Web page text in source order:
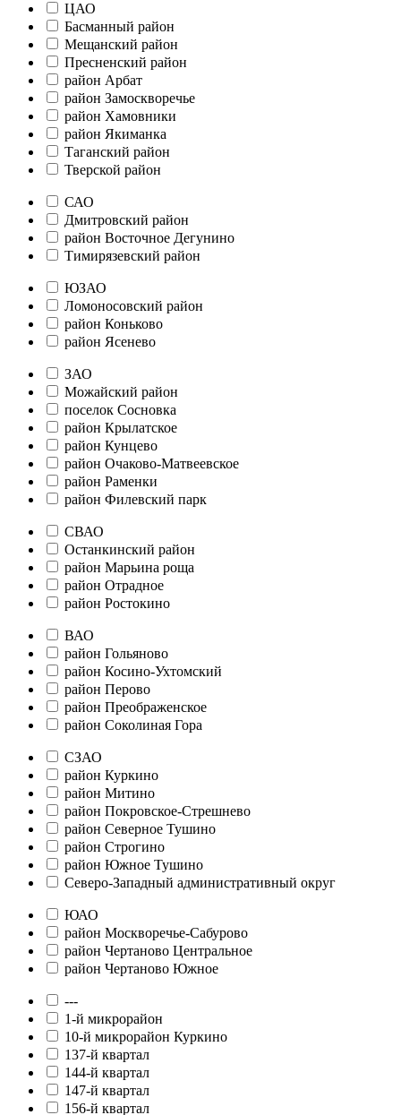
ЦАО
Басманный район
Мещанский район
Пресненский район
район Арбат
район Замоскворечье
район Хамовники
район Якиманка
Таганский район
Тверской район
САО
Дмитровский район
район Восточное Дегунино
Тимирязевский район
ЮЗАО
Ломоносовский район
район Коньково
район Ясенево
ЗАО
Можайский район
поселок Сосновка
район Крылатское
район Кунцево
район Очаково-Матвеевское
район Раменки
район Филевский парк
СВАО
Останкинский район
район Марьина роща
район Отрадное
район Ростокино
ВАО
район Гольяново
район Косино-Ухтомский
район Перово
район Преображенское
район Соколиная Гора
СЗАО
район Куркино
район Митино
район Покровское-Стрешнево
район Северное Тушино
район Строгино
район Южное Тушино
Северо-Западный административный округ
ЮАО
район Москворечье-Сабурово
район Чертаново Центральное
район Чертаново Южное
---
1-й микрорайон
10-й микрорайон Куркино
137-й квартал
144-й квартал
147-й квартал
156-й квартал